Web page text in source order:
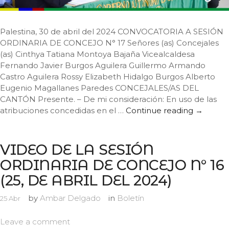
Palestina, 30 de abril del 2024 CONVOCATORIA A SESIÓN
ORDINARIA DE CONCEJO N° 17 Señores (as) Concejales
(as) Cinthya Tatiana Montoya Bajaña Vicealcaldesa
Fernando Javier Burgos Aguilera Guillermo Armando
Castro Aguilera Rossy Elizabeth Hidalgo Burgos Alberto
Eugenio Magallanes Paredes CONCEJALES/AS DEL
CANTÓN Presente. – De mi consideración: En uso de las
atribuciones concedidas en el … Continue reading →
VIDEO DE LA SESIÓN
ORDINARIA DE CONCEJO N° 16
(25, DE ABRIL DEL 2024)
25Abr by Ambar Delgado in Boletín
Leave a comment